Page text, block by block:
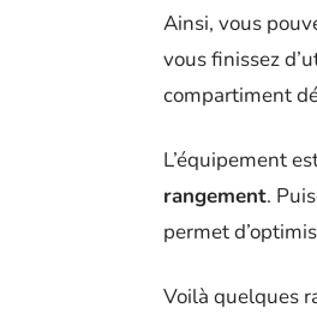
Ainsi, vous
vous finissez
compartiment
L’équipement
rangement.
permet
Voilà quelques